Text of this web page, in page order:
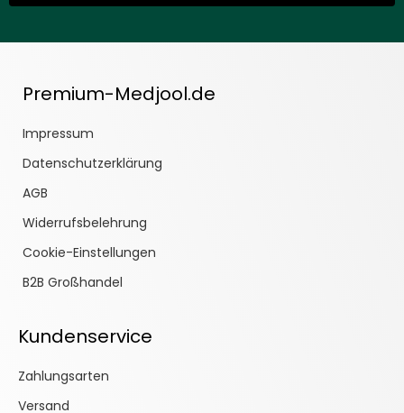
Premium-Medjool.de
Impressum
Datenschutzerklärung
AGB
Widerrufsbelehrung
Cookie-Einstellungen
B2B Großhandel
Kundenservice
Zahlungsarten
Versand